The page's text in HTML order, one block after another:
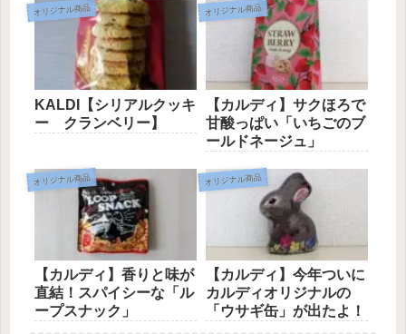
オリジナル商品
KALDI【シリアルクッキ
ー クランベリー】
オリジナル商品
【カルディ】サクほろで
甘酸っぱい「いちごのブ
ールドネージュ」
オリジナル商品
【カルディ】香りと味が
直結！スパイシーな「ル
ープスナック」
オリジナル商品
【カルディ】今年ついに
カルディオリジナルの
「ウサギ缶」が出たよ！